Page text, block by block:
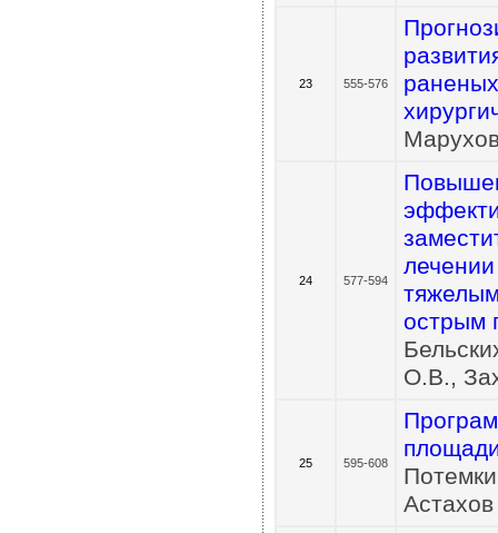
23 555-576
24 577-594
острым
О.В.,
25 595-608